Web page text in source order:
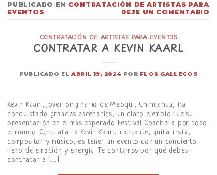
PUBLICADO EN CONTRATACIÓN DE ARTISTAS PARA
EVENTOS
DEJE UN COMENTARIO
CONTRATACIÓN DE ARTISTAS PARA EVENTOS
CONTRATAR A KEVIN KAARL
PUBLICADO ELABRIL 19, 2024 POR FLOR GALLEGOS
Kevin Kaarl, joven originario de Meoqui, Chihuahua, ha
conquistado grandes escenarios, un claro ejemplo fue su
presentación en el más esperado Festival Coachella por todo
el mundo. Contratar a Kevin Kaarl, cantante, guitarrista,
compositor y músico, es tener un evento con un concierto
lleno de emoción y energía. Te contamos por qué debes
contratar a […]